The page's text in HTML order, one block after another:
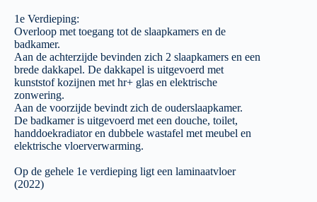
1e Verdieping:
Overloop met toegang tot de slaapkamers en de
badkamer.
Aan de achterzijde bevinden zich 2 slaapkamers en een
brede dakkapel. De dakkapel is uitgevoerd met
kunststof kozijnen met hr+ glas en elektrische
zonwering.
Aan de voorzijde bevindt zich de ouderslaapkamer.
De badkamer is uitgevoerd met een douche, toilet,
handdoekradiator en dubbele wastafel met meubel en
elektrische vloerverwarming.
Op de gehele 1e verdieping ligt een laminaatvloer
(2022)